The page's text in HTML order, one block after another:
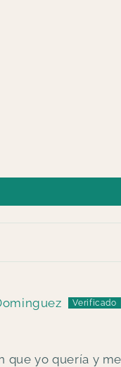
que yo quería y